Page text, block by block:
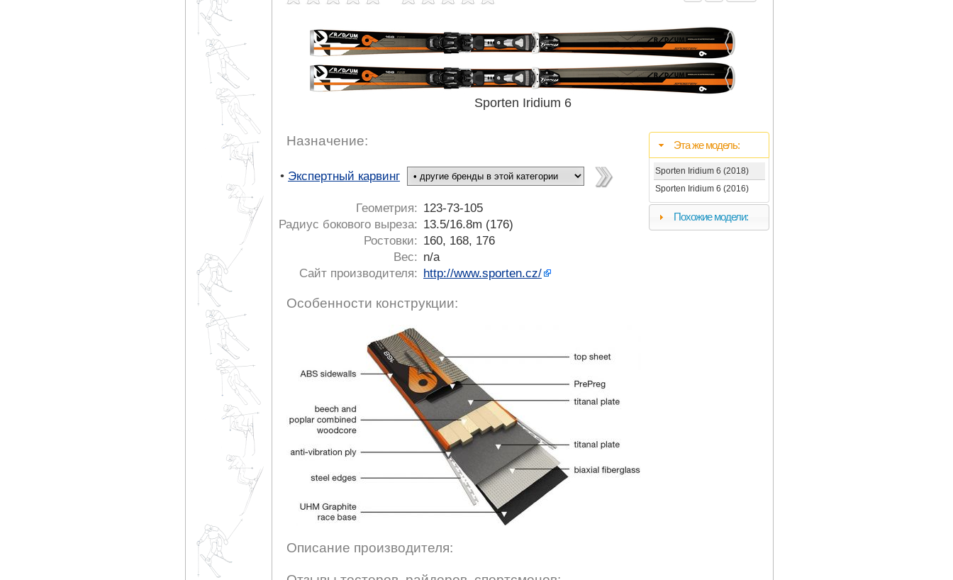
Sporten Iridium 6
Эта же модель:
Sporten Iridium 6 (2018)
Sporten Iridium 6 (2016)
Похожие модели:
Назначение:
• Экспертный карвинг
Геометрия:
123-73-105
Радиус бокового выреза:
13.5/16.8m (176)
Ростовки:
160, 168, 176
Вес:
n/a
Сайт производителя:
http://www.sporten.cz/
Особенности конструкции:
Описание производителя: